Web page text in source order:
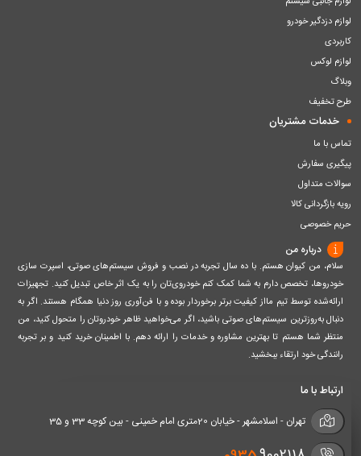
لوازم دزدگیر خودرو
کاربردی
لوازم لوکس
وبلاگ
طرح تخفیف
خدمات مشتریان
تماس با ما
پیگیری سفارش
سوالات متداول
رویه بازگردانی کالا
حریم خصوصی
درباره من
سلام، من کیوان هستم. با ده سال تجربه در نصب و فروش سیستم‌های صوتی، اسپرت سازی
خودروها، تخصص دارم به شما کمک کنم خودروی‌تان را به یک اثر خاص تبدیل کنید. تجهیزات
ارائه‌شده توسط تیم مااز کیفیت برتر برخوردار بوده و با فن‌آوری روز دنیا همگام هستند. اگر به
دنبال به‌روزترین سیستم‌های صوتی باشید، اگر می‌خواهید ظاهر خودروتان را متحول کنید، من
منتظر شما هستم تا بهترین مشاوره و خدمات را ارائه دهم. با اطمینان خرید کنید و بر تجربه
رانندگی خود ارتقاء ببخشید.
ارتباط با ما
تهران - اسلامشهر - خیابان 20متری امام خمینی - بین کوچه 33 و 35